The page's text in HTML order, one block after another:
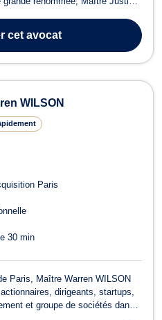
et sociétés, d’un point de vue
cet avocat
WILSON
Paris
30 min
Paris, Maître Warren WILSON
dirigeants, startups,
et groupe de sociétés dans